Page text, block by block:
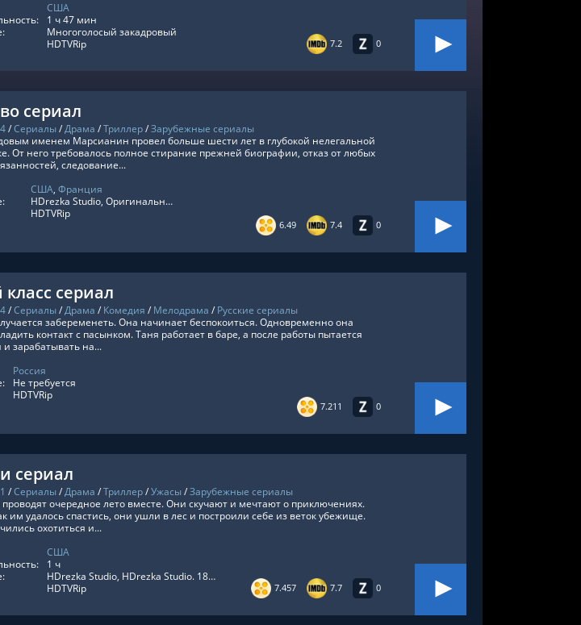
7.2 0
США
1 ч 47 мин
Многоголосый закадровый
HDTVRip
сериал
/Сериалы/Драма /Триллер/Зарубежные сериалы
6.49 7.4 0
именем Марсианин провел больше шести лет в глубокой нелегальной
От него требовалось полное стирание прежней биографии, отказ от любых
следование...
США, Франция
HDrezka Studio, Оригинальный, ViruseProject
HDTVRip
сериал
/Сериалы/Драма / Комедия / Мелодрама / Русские сериалы
7.211 0
забеременеть. Она начинает беспокоиться. Одновременно она
контакт с пасынком. Таня работает в баре, а после работы пытается
и зарабатывать на...
Россия
Не требуется
HDTVRip
сериал
/Сериалы/Драма /Триллер/Ужасы/Зарубежные сериалы
7.457 7.7 0
очередное лето вместе. Они скучают и мечтают о приключениях.
им удалось спастись, они ушли в лес и построили себе из веток убежище.
охотиться и...
США
1 ч
HDrezka Studio, HDrezka Studio. 18+, LostFilm, TVShows, RezkaStudio, LE-Production, Оригинальный, Субтитры, Украинский, Кравец
HDTVRip